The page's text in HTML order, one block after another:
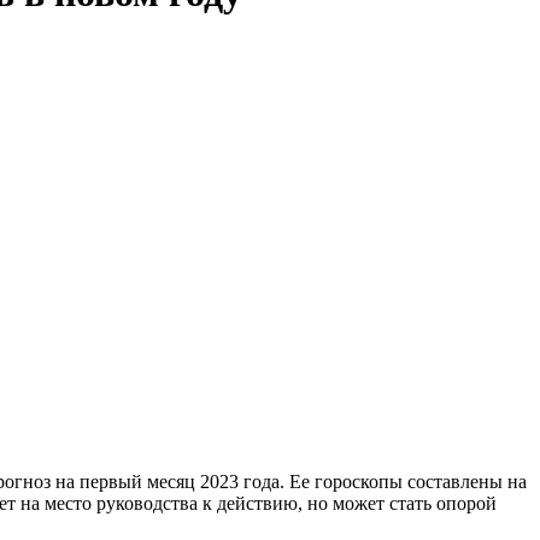
на первый месяц 2023 года. Ее гороскопы составлены на
место руководства к действию, но может стать опорой